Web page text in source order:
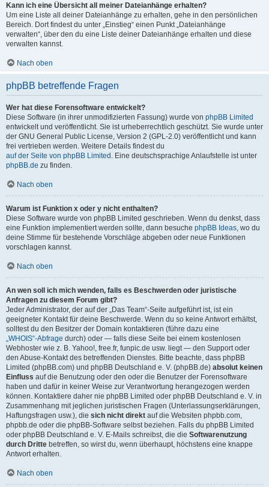
Kann ich eine Übersicht all meiner Dateianhänge erhalten?
Um eine Liste all deiner Dateianhänge zu erhalten, gehe in den persönlichen
Bereich. Dort findest du unter „Einstieg“ einen Punkt „Dateianhänge
verwalten“, über den du eine Liste deiner Dateianhänge erhalten und diese
verwalten kannst.
Nach oben
phpBB betreffende Fragen
Wer hat diese Forensoftware entwickelt?
Diese Software (in ihrer unmodifizierten Fassung) wurde von phpBB Limited
entwickelt und veröffentlicht. Sie ist urheberrechtlich geschützt. Sie wurde unter
der GNU General Public License, Version 2 (GPL-2.0) veröffentlicht und kann
frei vertrieben werden. Weitere Details findest du
auf der Seite von phpBB Limited . Eine deutschsprachige Anlaufstelle ist unter
phpBB.de zu finden.
Nach oben
Warum ist Funktion x oder y nicht enthalten?
Diese Software wurde von phpBB Limited geschrieben. Wenn du denkst, dass
eine Funktion implementiert werden sollte, dann besuche phpBB Ideas , wo du
deine Stimme für bestehende Vorschläge abgeben oder neue Funktionen
vorschlagen kannst.
Nach oben
An wen soll ich mich wenden, falls es Beschwerden oder juristische
Anfragen zu diesem Forum gibt?
Jeder Administrator, der auf der „Das Team“-Seite aufgeführt ist, ist ein
geeigneter Kontakt für deine Beschwerde. Wenn du so keine Antwort erhältst,
solltest du den Besitzer der Domain kontaktieren (führe dazu eine
„WHOIS“-Abfrage durch) oder — falls diese Seite bei einem kostenlosen
Webhoster wie z. B. Yahoo!, free.fr, funpic.de usw. liegt — den Support oder
den Abuse-Kontakt des betreffenden Dienstes. Bitte beachte, dass phpBB
Limited (phpBB.com) und phpBB Deutschland e. V. (phpBB.de) absolut keinen
Einfluss auf die Benutzung oder den oder die Benutzer der Forensoftware
haben und dafür in keiner Weise zur Verantwortung herangezogen werden
können. Kontaktiere daher nie phpBB Limited oder phpBB Deutschland e. V. in
Zusammenhang mit jeglichen juristischen Fragen (Unterlassungserklärungen,
Haftungsfragen usw.), die sich nicht direkt auf die Websiten phpbb.com,
phpbb.de oder die phpBB-Software selbst beziehen. Falls du phpBB Limited
oder phpBB Deutschland e. V. E-Mails schreibst, die die Softwarenutzung
durch Dritte betreffen, so wirst du, wenn überhaupt, höchstens eine knappe
Antwort erhalten.
Nach oben